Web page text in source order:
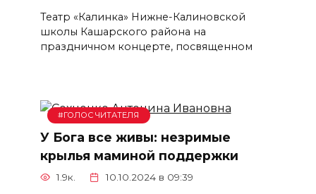
Театр «Калинка» Нижне-Калиновской
школы Кашарского района на
праздничном концерте, посвященном
#ГОЛОС ЧИТАТЕЛЯ
У Бога все живы: незримые
крылья маминой поддержки
1.9к. 10.10.2024 в 09:39